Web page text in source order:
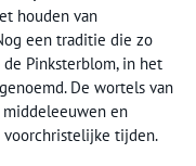
houden van
een traditie die zo
Pinksterblom, in het
De wortels van
en
voorchristelijke tijden.